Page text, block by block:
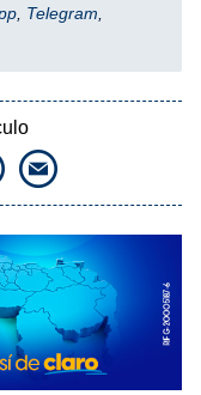
Telegram